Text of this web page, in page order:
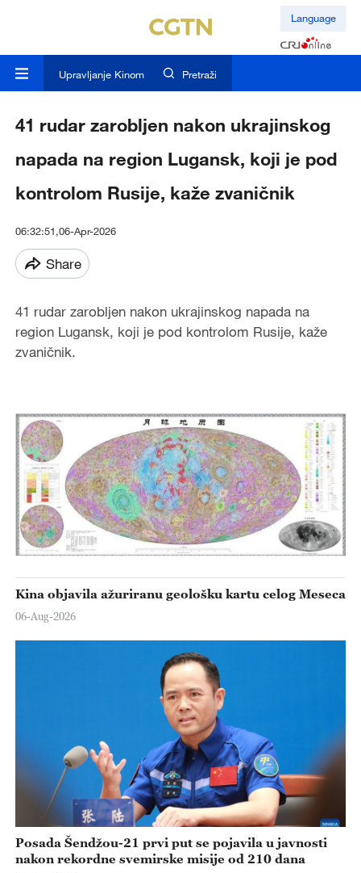
Language
Upravljanje Kinom Pretraži
41 rudar zarobljen nakon ukrajinskog
napada na region Lugansk, koji je pod
kontrolom Rusije, kaže zvaničnik
06:32:51,06-Apr-2026
Share
41 rudar zarobljen nakon ukrajinskog napada na
region Lugansk, koji je pod kontrolom Rusije, kaže
zvaničnik.
Kina objavila ažuriranu geološku kartu celog Meseca
06-Aug-2026
Posada Šendžou-21 prvi put se pojavila u javnosti
nakon rekordne svemirske misije od 210 dana